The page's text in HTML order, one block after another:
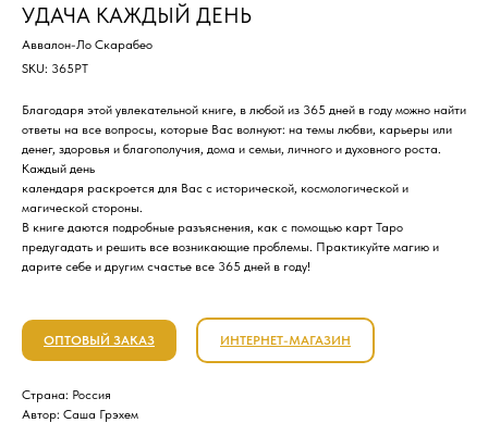
УДАЧА КАЖДЫЙ ДЕНЬ
Аввалон-Ло Скарабео
SKU: 365РТ
Благодаря этой увлекательной книге, в любой из 365 дней в году можно найти
ответы на все вопросы, которые Вас волнуют: на темы любви, карьеры или
денег, здоровья и благополучия, дома и семьи, личного и духовного роста.
Каждый день
календаря раскроется для Вас с исторической, космологической и
магической стороны.
В книге даются подробные разъяснения, как с помощью карт Таро
предугадать и решить все возникающие проблемы. Практикуйте магию и
дарите себе и другим счастье все 365 дней в году!
ОПТОВЫЙ ЗАКАЗ ИНТЕРНЕТ-МАГАЗИН
Страна: Россия
Автор: Саша Грэхем